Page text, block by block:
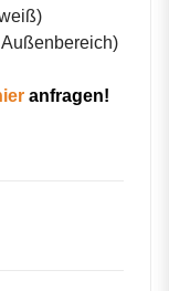
Außenbereich)
anfragen!